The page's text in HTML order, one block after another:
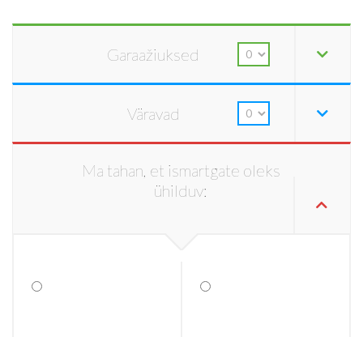
Garaažiuksed
Väravad
Ma tahan, et ismartgate oleks
ühilduv: